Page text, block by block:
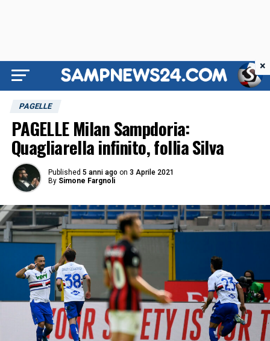
PAGELLE
PAGELLE Milan Sampdoria:
Quagliarella infinito, follia Silva
Published 5 anni ago on 3 Aprile 2021
By Simone Fargnoli
×